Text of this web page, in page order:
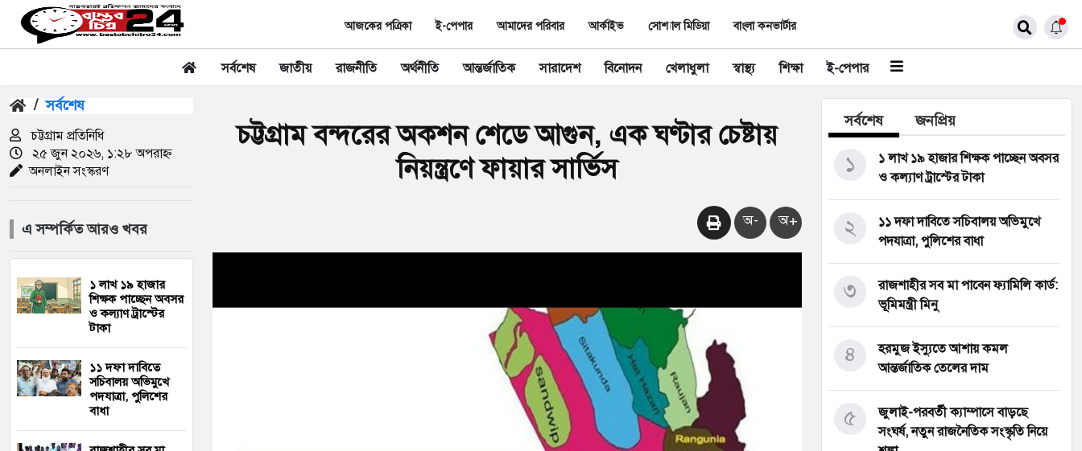
আজকের পত্রিকা ই-পেপার আমাদের পরিবার আর্কাইভ সোশ্যাল মিডিয়া বাংলা কনভার্টার
সর্বশেষ জাতীয় রাজনীতি অর্থনীতি আন্তর্জাতিক সারাদেশ বিনোদন খেলাধুলা স্বাস্থ্য শিক্ষা ই-পেপার
/ সর্বশেষ
চট্টগ্রাম প্রতিনিধি
২৫ জুন ২০২৬, ১:২৮ অপরাহ্ন
অনলাইন সংস্করণ
এ সম্পর্কিত আরও খবর
১ লাখ ১৯ হাজার
শিক্ষক পাচ্ছেন অবসর
ও কল্যাণ ট্রাস্টের
টাকা
১১ দফা দাবিতে
সচিবালয় অভিমুখে
পদযাত্রা, পুলিশের
বাধা
চট্টগ্রাম বন্দরের অকশন শেডে আগুন, এক ঘণ্টার চেষ্টায়
নিয়ন্ত্রণে ফায়ার সার্ভিস
অ- অ+
সর্বশেষ জনপ্রিয়
১ লাখ ১৯ হাজার শিক্ষক পাচ্ছেন অবসর
ও কল্যাণ ট্রাস্টের টাকা
১
১১ দফা দাবিতে সচিবালয় অভিমুখে
পদযাত্রা, পুলিশের বাধা
২
রাজশাহীর সব মা পাবেন ফ্যামিলি কার্ড:
ভূমিমন্ত্রী মিনু
৩
হরমুজ ইস্যুতে আশায় কমল
আন্তর্জাতিক তেলের দাম
৪
জুলাই-পরবর্তী ক্যাম্পাসে বাড়ছে
সংঘর্ষ, নতুন রাজনৈতিক সংস্কৃতি নিয়ে
৫